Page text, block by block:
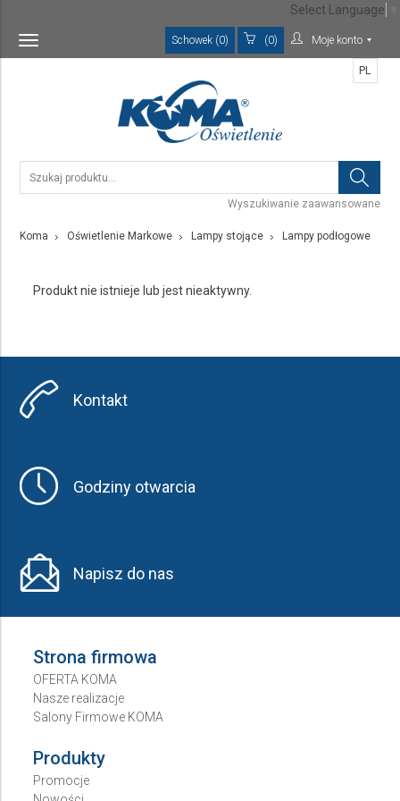
Toggle
navigation
Schowek (0) (0) Moje konto
Wyszukiwanie zaawansowane
PL
Koma Oświetlenie Markowe Lampy stojące Lampy podłogowe
Produkt nie istnieje lub jest nieaktywny.
Kontakt
Godziny otwarcia
Napisz do nas
Strona firmowa
OFERTA KOMA
Nasze realizacje
Salony Firmowe KOMA
Produkty
Promocje
Select Language